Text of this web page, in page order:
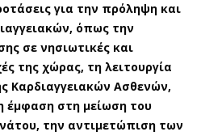
για την πρόληψη και
όπως την
σε νησιωτικές και
της χώρας, τη λειτουργία
Καρδιαγγειακών Ασθενών,
έμφαση στη μείωση του
την αντιμετώπιση των